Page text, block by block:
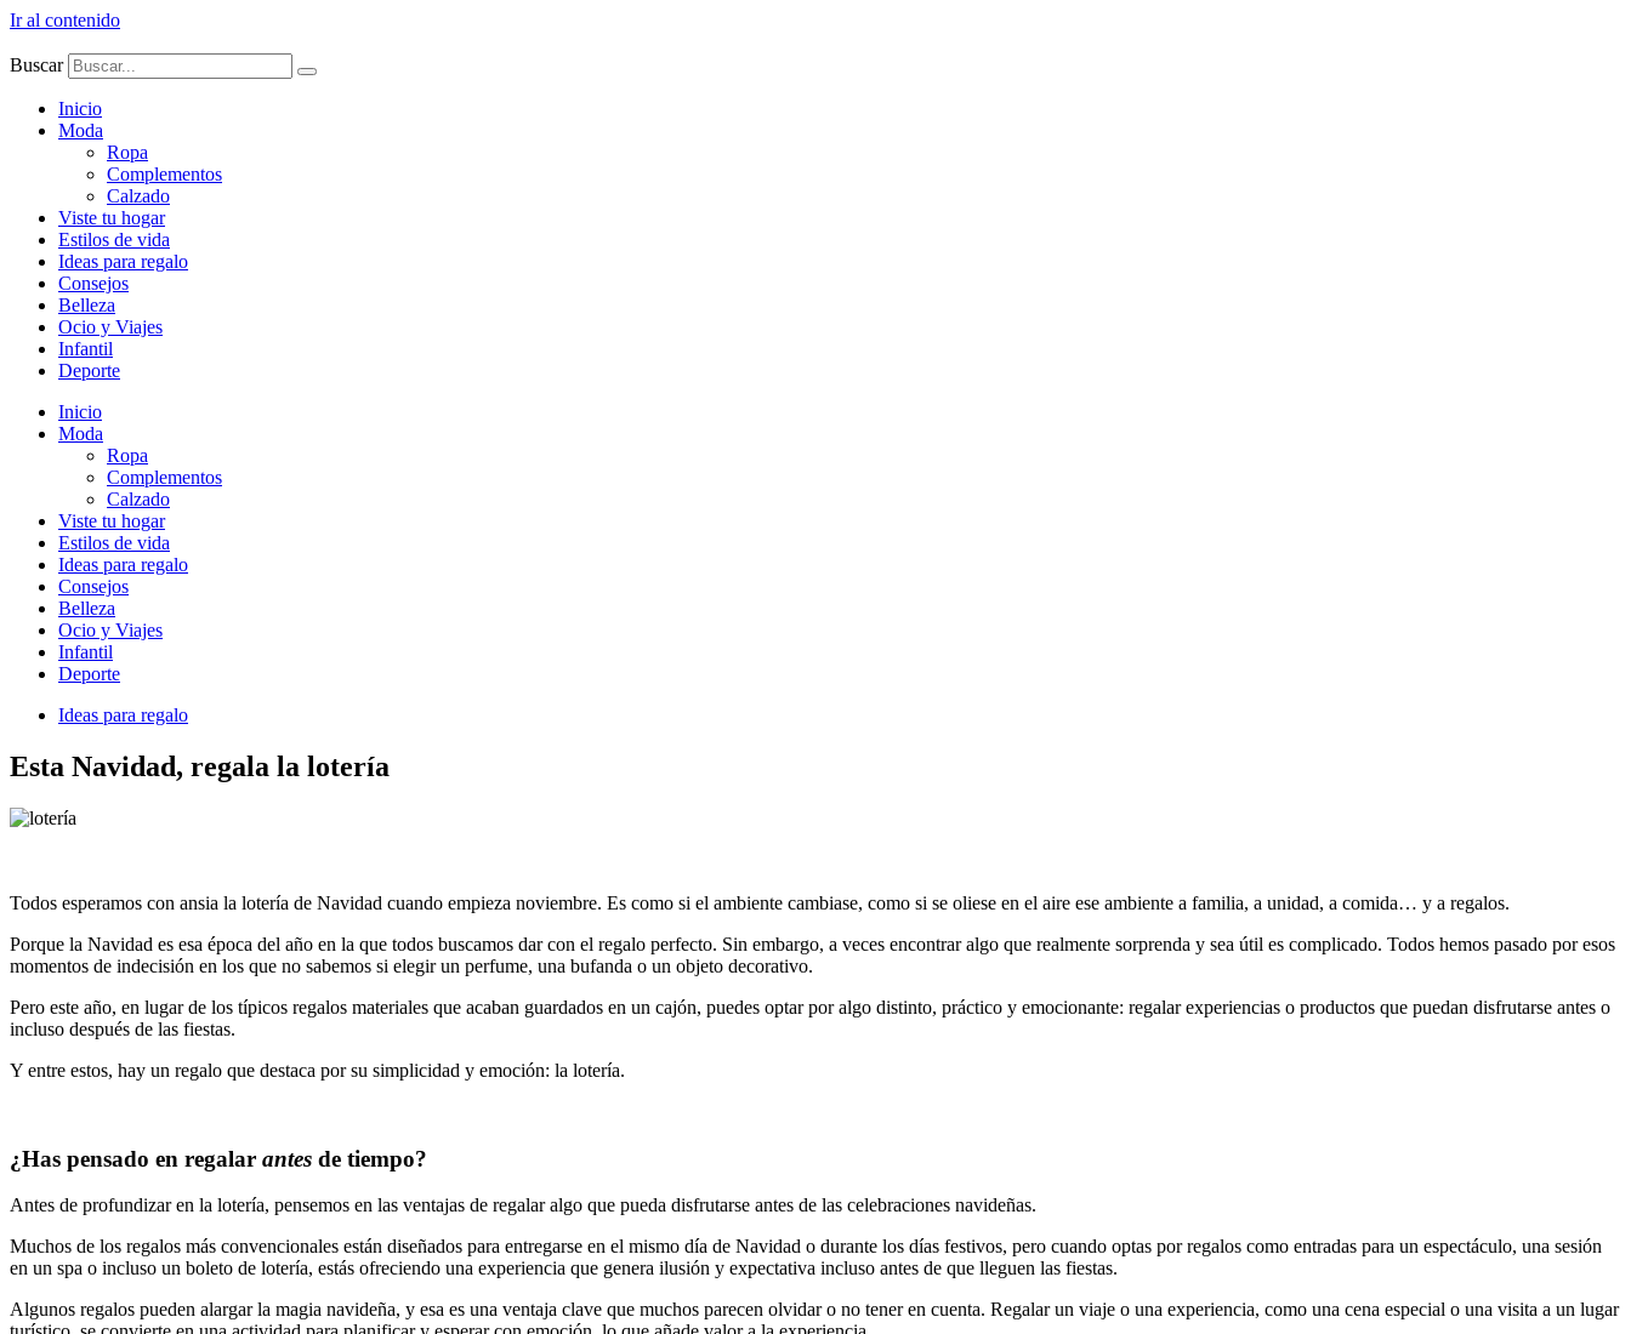
Ir al contenido
Buscar
Inicio
Moda
Ropa
Complementos
Calzado
Viste tu hogar
Estilos de vida
Ideas para regalo
Consejos
Belleza
Ocio y Viajes
Infantil
Deporte
Inicio
Moda
Ropa
Complementos
Calzado
Viste tu hogar
Estilos de vida
Ideas para regalo
Consejos
Belleza
Ocio y Viajes
Infantil
Deporte
Ideas para regalo
Esta Navidad, regala la lotería
Todos esperamos con ansia la lotería de Navidad cuando empieza noviembre. Es como si el ambiente cambiase, como si se oliese en el aire ese ambiente a familia, a unidad, a comida… y a regalos.
Porque la Navidad es esa época del año en la que todos buscamos dar con el regalo perfecto. Sin embargo, a veces encontrar algo que realmente sorprenda y sea útil es complicado. Todos hemos pasado por esos
momentos de indecisión en los que no sabemos si elegir un perfume, una bufanda o un objeto decorativo.
Pero este año, en lugar de los típicos regalos materiales que acaban guardados en un cajón, puedes optar por algo distinto, práctico y emocionante: regalar experiencias o productos que puedan disfrutarse antes o
incluso después de las fiestas.
Y entre estos, hay un regalo que destaca por su simplicidad y emoción: la lotería.
¿Has pensado en regalar antes de tiempo?
Antes de profundizar en la lotería, pensemos en las ventajas de regalar algo que pueda disfrutarse antes de las celebraciones navideñas.
Muchos de los regalos más convencionales están diseñados para entregarse en el mismo día de Navidad o durante los días festivos, pero cuando optas por regalos como entradas para un espectáculo, una sesión
en un spa o incluso un boleto de lotería, estás ofreciendo una experiencia que genera ilusión y expectativa incluso antes de que lleguen las fiestas.
Algunos regalos pueden alargar la magia navideña, y esa es una ventaja clave que muchos parecen olvidar o no tener en cuenta. Regalar un viaje o una experiencia, como una cena especial o una visita a un lugar